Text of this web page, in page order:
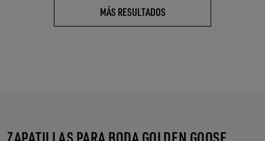
MÁS RESULTADOS